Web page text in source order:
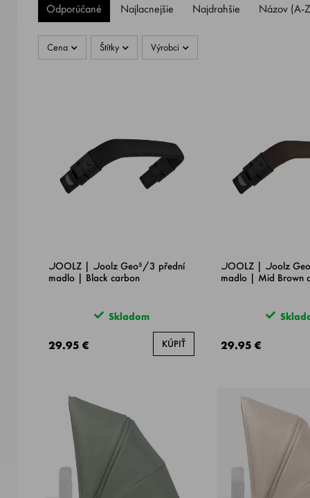
Odporúčané Najlacnejšie Najdrahšie Názov (A-
Cena Štítky Výrobci
JOOLZ | Joolz Geo⁵/3 přední
madlo | Black carbon
Skladom
29.95 € KÚPIŤ
JOOLZ | Joolz
madlo | Mid Brown
29.95 €